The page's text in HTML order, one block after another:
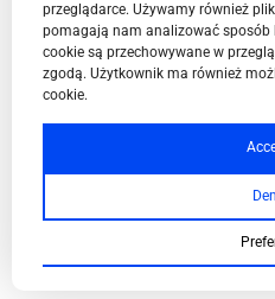
BPN-T Area
BPN-T Offer
przeglądarce. Używamy również
pomagają nam analizować sposób
cookie są przechowywane w
zgodą. Użytkownik ma również
cookie.